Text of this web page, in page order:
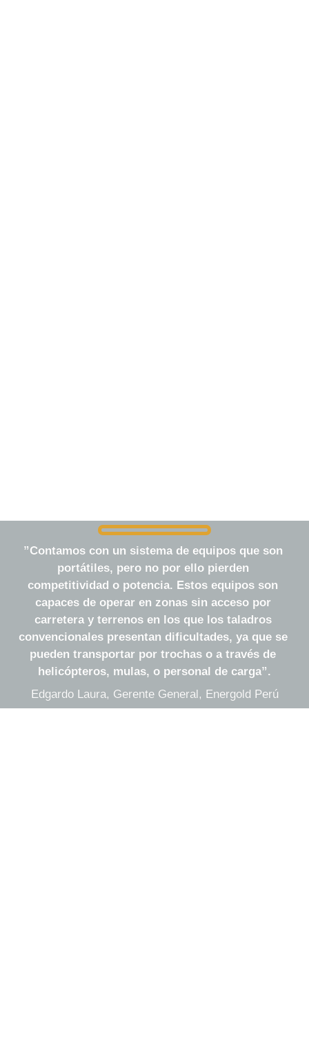
”Contamos con un sistema de equipos que son
portátiles, pero no por ello pierden
competitividad o potencia. Estos equipos son
capaces de operar en zonas sin acceso por
carretera y terrenos en los que los taladros
convencionales presentan dificultades, ya que se
pueden transportar por trochas o a través de
helicópteros, mulas, o personal de carga”.
Edgardo Laura, Gerente General, Energold Perú